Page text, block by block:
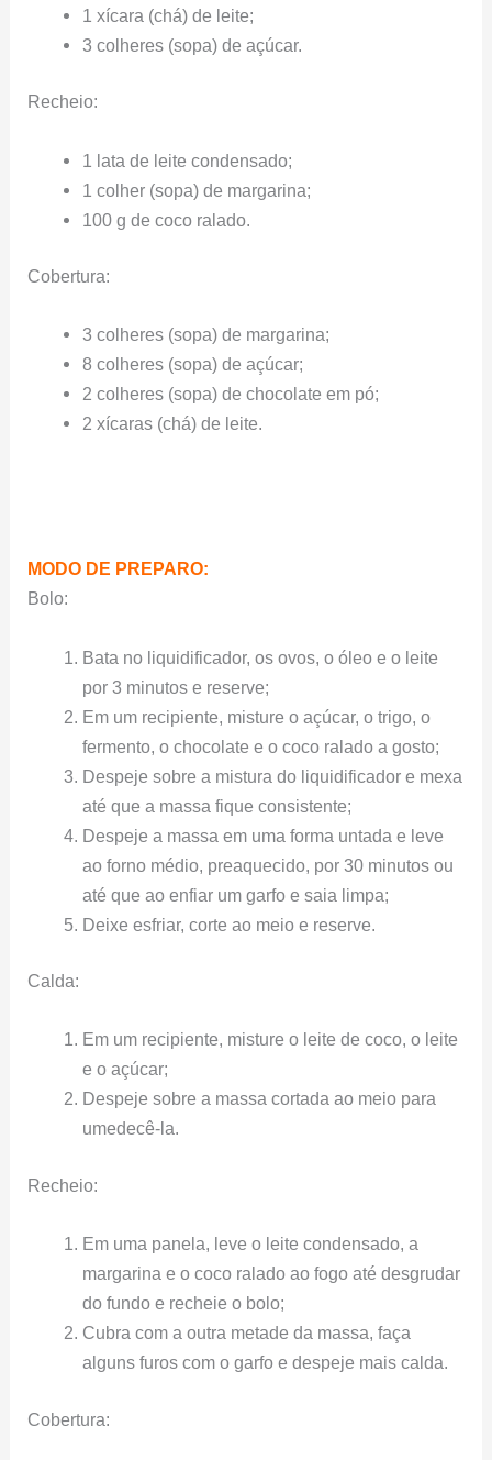
1 xícara (chá) de leite;
3 colheres (sopa) de açúcar.
Recheio:
1 lata de leite condensado;
1 colher (sopa) de margarina;
100 g de coco ralado.
Cobertura:
3 colheres (sopa) de margarina;
8 colheres (sopa) de açúcar;
2 colheres (sopa) de chocolate em pó;
2 xícaras (chá) de leite.
MODO DE PREPARO:
Bolo:
Bata no liquidificador, os ovos, o óleo e o leite
por 3 minutos e reserve;
Em um recipiente, misture o açúcar, o trigo, o
fermento, o chocolate e o coco ralado a gosto;
Despeje sobre a mistura do liquidificador e mexa
até que a massa fique consistente;
Despeje a massa em uma forma untada e leve
ao forno médio, preaquecido, por 30 minutos ou
até que ao enfiar um garfo e saia limpa;
Deixe esfriar, corte ao meio e reserve.
Calda:
Em um recipiente, misture o leite de coco, o leite
e o açúcar;
Despeje sobre a massa cortada ao meio para
umedecê-la.
Recheio:
Em uma panela, leve o leite condensado, a
margarina e o coco ralado ao fogo até desgrudar
do fundo e recheie o bolo;
Cubra com a outra metade da massa, faça
alguns furos com o garfo e despeje mais calda.
Cobertura: